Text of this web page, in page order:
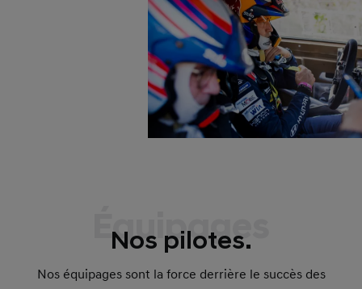
Équipages
Nos pilotes.
Nos équipages sont la force derrière le succès des